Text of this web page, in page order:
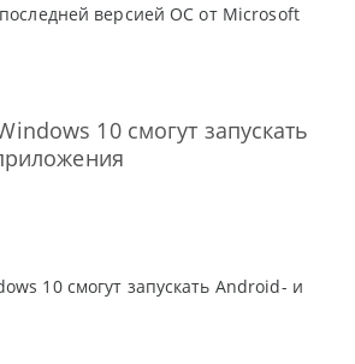
версией ОС от Microsoft
10 смогут запускать
10 смогут запускать Android- и